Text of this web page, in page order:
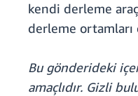
kendi derleme
derleme
Bu gönderideki
amaçlıdır. Gizli